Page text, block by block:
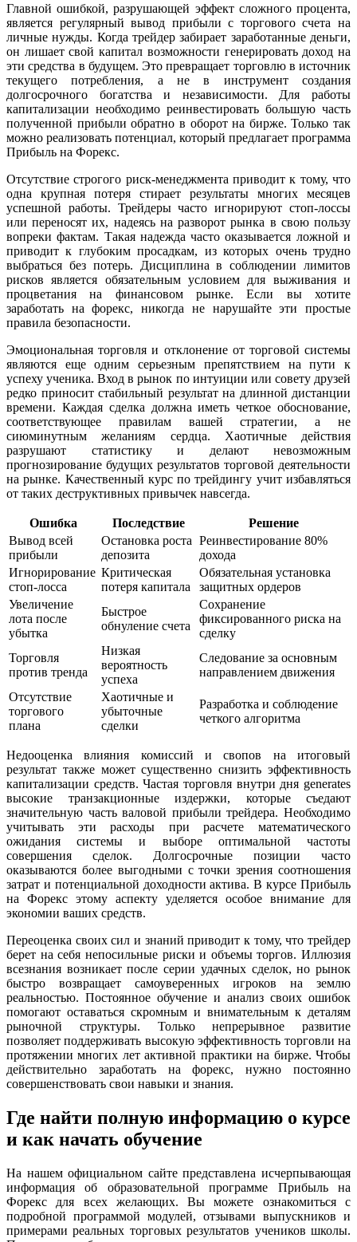
Главной ошибкой, разрушающей эффект сложного процента,
является регулярный вывод прибыли с торгового счета на
личные нужды. Когда трейдер забирает заработанные деньги,
он лишает свой капитал возможности генерировать доход на
эти средства в будущем. Это превращает торговлю в источник
текущего потребления, а не в инструмент создания
долгосрочного богатства и независимости. Для работы
капитализации необходимо реинвестировать большую часть
полученной прибыли обратно в оборот на бирже. Только так
можно реализовать потенциал, который предлагает программа
Прибыль на Форекс.
Отсутствие строгого риск-менеджмента приводит к тому, что
одна крупная потеря стирает результаты многих месяцев
успешной работы. Трейдеры часто игнорируют стоп-лоссы
или переносят их, надеясь на разворот рынка в свою пользу
вопреки фактам. Такая надежда часто оказывается ложной и
приводит к глубоким просадкам, из которых очень трудно
выбраться без потерь. Дисциплина в соблюдении лимитов
рисков является обязательным условием для выживания и
процветания на финансовом рынке. Если вы хотите
заработать на форекс, никогда не нарушайте эти простые
правила безопасности.
Эмоциональная торговля и отклонение от торговой системы
являются еще одним серьезным препятствием на пути к
успеху ученика. Вход в рынок по интуиции или совету друзей
редко приносит стабильный результат на длинной дистанции
времени. Каждая сделка должна иметь четкое обоснование,
соответствующее правилам вашей стратегии, а не
сиюминутным желаниям сердца. Хаотичные действия
разрушают статистику и делают невозможным
прогнозирование будущих результатов торговой деятельности
на рынке. Качественный курс по трейдингу учит избавляться
от таких деструктивных привычек навсегда.
Ошибка Последствие
Решение
Вывод всей
прибыли
Остановка роста
депозита
Реинвестирование 80%
дохода
Игнорирование
стоп-лосса
Критическая
потеря капитала
Обязательная установка
защитных ордеров
Увеличение
лота после
убытка
Быстрое
обнуление счета
Сохранение
фиксированного риска на
сделку
Торговля
против тренда
Низкая
вероятность
успеха
Следование за основным
направлением движения
Отсутствие
торгового
плана
Хаотичные и
убыточные
сделки
Разработка и соблюдение
четкого алгоритма
Недооценка влияния комиссий и свопов на итоговый
результат также может существенно снизить эффективность
капитализации средств. Частая торговля внутри дня generates
высокие транзакционные издержки, которые съедают
значительную часть валовой прибыли трейдера. Необходимо
учитывать эти расходы при расчете математического
ожидания системы и выборе оптимальной частоты
совершения сделок. Долгосрочные позиции часто
оказываются более выгодными с точки зрения соотношения
затрат и потенциальной доходности актива. В курсе Прибыль
на Форекс этому аспекту уделяется особое внимание для
экономии ваших средств.
Переоценка своих сил и знаний приводит к тому, что трейдер
берет на себя непосильные риски и объемы торгов. Иллюзия
всезнания возникает после серии удачных сделок, но рынок
быстро возвращает самоуверенных игроков на землю
реальностью. Постоянное обучение и анализ своих ошибок
помогают оставаться скромным и внимательным к деталям
рыночной структуры. Только непрерывное развитие
позволяет поддерживать высокую эффективность торговли на
протяжении многих лет активной практики на бирже. Чтобы
действительно заработать на форекс, нужно постоянно
совершенствовать свои навыки и знания.
Где найти полную информацию о курсе
и как начать обучение
На нашем официальном сайте представлена исчерпывающая
информация об образовательной программе Прибыль на
Форекс для всех желающих. Вы можете ознакомиться с
подробной программой модулей, отзывами выпускников и
примерами реальных торговых результатов учеников школы.